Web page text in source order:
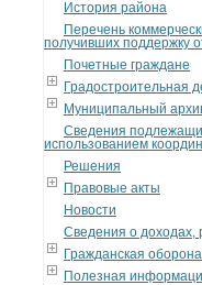
История района
Перечень
получивших поддержку
Почетные граждане
Градостроительная
Муниципальный
Сведения
использованием
Решения
Правовые акты
Новости
Сведения о доходах,
Гражданская
Полезная